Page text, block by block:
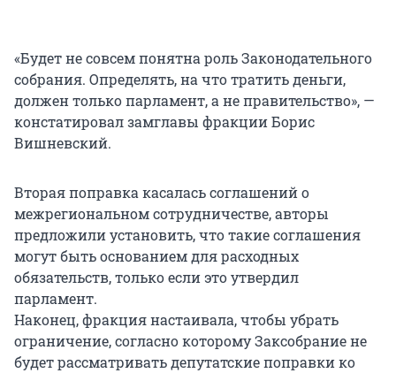
«Будет не совсем понятна роль Законодательного
собрания. Определять, на что тратить деньги,
должен только парламент, а не правительство», —
констатировал замглавы фракции Борис
Вишневский.
Вторая поправка касалась соглашений о
межрегиональном сотрудничестве, авторы
предложили установить, что такие соглашения
могут быть основанием для расходных
обязательств, только если это утвердил
парламент.
Наконец, фракция настаивала, чтобы убрать
ограничение, согласно которому Заксобрание не
будет рассматривать депутатские поправки ко